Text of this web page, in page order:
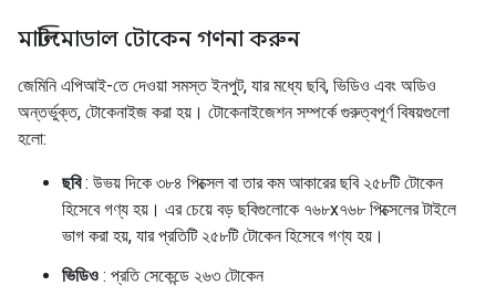
মাল্টিমোডাল টোকেন গণনা করুন
জেমিনি এপিআই-তে দেওয়া সমস্ত ইনপুট, যার মধ্যে ছবি, ভিডিও এবং অডিও
অন্তর্ভুক্ত, টোকেনাইজ করা হয়। টোকেনাইজেশন সম্পর্কে গুরুত্বপূর্ণ বিষয়গুলো
হলো:
ছবি: উভয় দিকে ৩৮৪ পিক্সেল বা তার কম আকারের ছবি ২৫৮টি টোকেন
হিসেবে গণ্য হয়। এর চেয়ে বড় ছবিগুলোকে ৭৬৮x৭৬৮ পিক্সেলের টাইলে
ভাগ করা হয়, যার প্রতিটি ২৫৮টি টোকেন হিসেবে গণ্য হয়।
ভিডিও : প্রতি সেকেন্ডে ২৬৩ টোকেন